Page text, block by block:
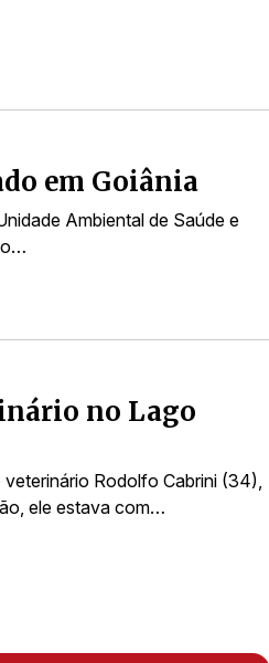
em Goiânia
Ambiental de Saúde e
no Lago
Rodolfo Cabrini (34),
ele estava com…